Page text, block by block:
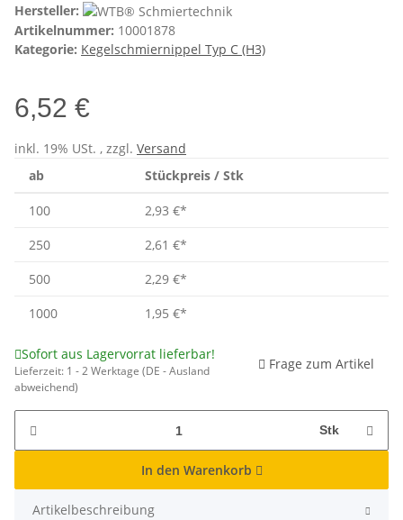
Hersteller:
Artikelnummer: 10001878
Kategorie: Kegelschmiernippel Typ C (H3)
6,52 €
inkl. 19% USt. , zzgl. Versand
ab
Stückpreis / Stk
100 2,93 €*
250
2,61 €*
500
2,29 €*
1000
1,95 €*
Sofort aus Lagervorrat lieferbar!
Lieferzeit: 1 - 2 Werktage (DE - Ausland
abweichend)
Frage zum Artikel
Stk
In den Warenkorb
Artikelbeschreibung